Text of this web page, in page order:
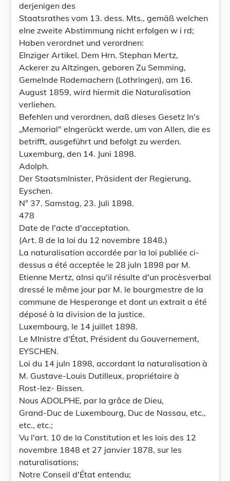
derjenigen des
Staatsrathes vom 13. dess. Mts., gemäß welchen
eIne zweite Abstimmung nicht erfolgen w i rd;
Haben verordnet und verordnen:
EInziger Artikel. Dem Hrn. Stephan Mertz,
Ackerer zu Altzingen, geboren Zu Semming,
GemeInde Rodemachern (Lothringen), am 16.
August 1859, wird hiermit die Naturalisation
verliehen.
Befehlen und verordnen, daß dieses Gesetz In's
„Memorial" eIngerückt werde, um von Allen, die es
betrifft, ausgeführt und befolgt zu werden.
Luxemburg, den 14. Juni 1898.
Adolph.
Der StaatsmInister, Präsident der Regierung,
Eyschen.
N° 37. Samstag, 23. Juli 1898.
478
Date de l'acte d'acceptation.
(Art. 8 de la loi du 12 novembre 1848.)
La naturalisation accordée par la loi publiée ci-
dessus a été acceptée le 28 juIn 1898 par M.
Etienne Mertz, aInsi qu'il résulte d'un procèsverbal
dressé le même jour par M. le bourgmestre de la
commune de Hesperange et dont un extrait a été
déposé à la division de la justice.
Luxembourg, le 14 juillet 1898.
Le MInistre d'État, Président du Gouvernement,
EYSCHEN.
Loi du 14 juIn 1898, accordant la naturalisation à
M. Gustave-Louis Dutilleux, propriétaire à
Rost-lez- Bissen.
Nous ADOLPHE, par la grâce de Dieu,
Grand-Duc de Luxembourg, Duc de Nassau, etc.,
etc., etc.;
Vu l'art. 10 de la Constitution et les lois des 12
novembre 1848 et 27 janvier 1878, sur les
naturalisations;
Notre Conseil d'État entendu;